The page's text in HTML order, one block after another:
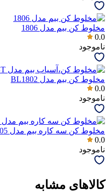
مخلوط کن بیم مدل 1806
0.0
ناموجود
مخلوط کن بیم مدل BL1802
0.0
ناموجود
مخلوط کن سه کاره بیم مدل 1805
0.0
ناموجود
کالاهای مشابه